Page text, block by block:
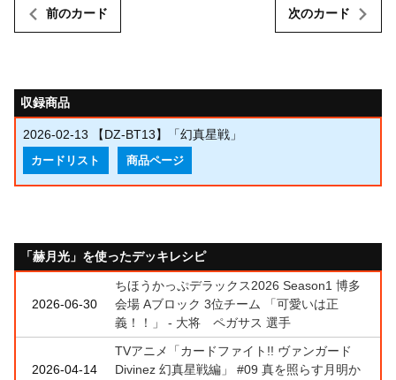
前のカード 次のカード
収録商品
2026-02-13 【DZ-BT13】「幻真星戦」
カードリスト 商品ページ
「赫月光」を使ったデッキレシピ
2026-06-30
ちほうかっぷデラックス2026 Season1 博多
会場 Aブロック 3位チーム 「可愛いは正
義！！」 - 大将 ペガサス 選手
2026-04-14
TVアニメ「カードファイト!! ヴァンガード
Divinez 幻真星戦編」 #09 真を照らす月明か